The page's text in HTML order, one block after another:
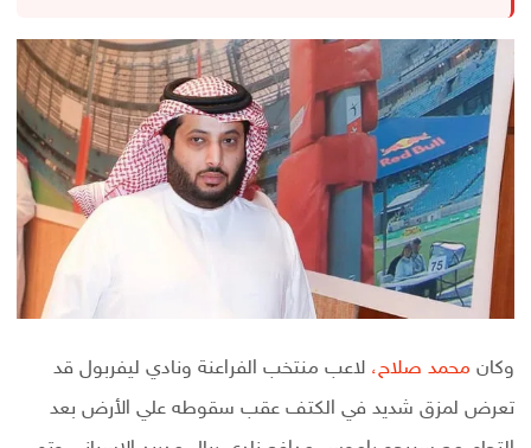
وكان محمد صلاح، لاعب منتخب الفراعنة ونادي ليفربول قد
تعرض لمزق شديد في الكتف عقب سقوطه علي الأرض بعد